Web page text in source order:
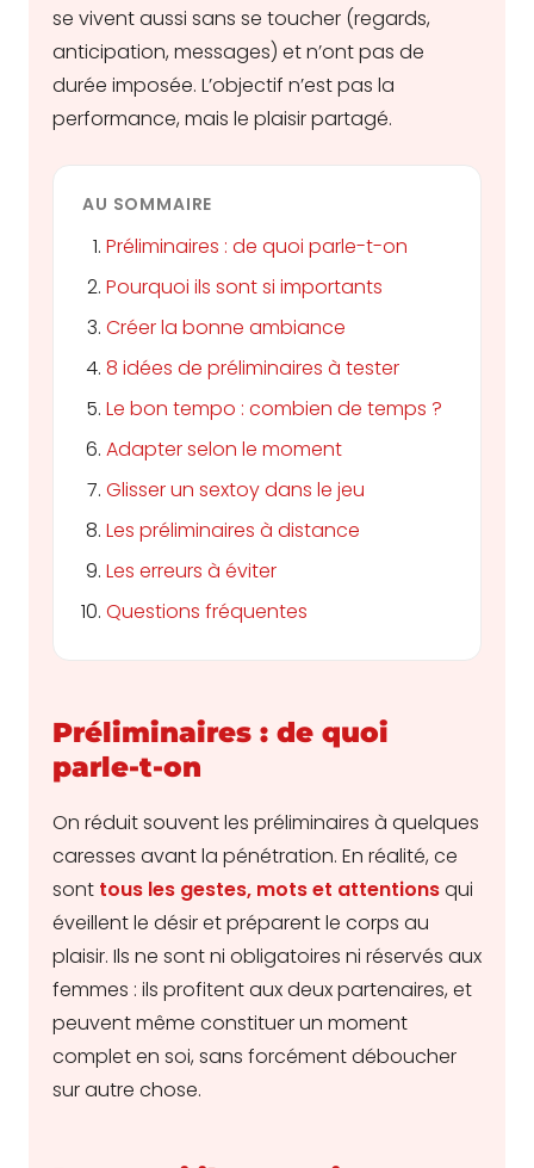
se vivent aussi sans se toucher (regards,
anticipation, messages) et n’ont pas de
durée imposée. L’objectif n’est pas la
performance, mais le plaisir partagé.
AU SOMMAIRE
Préliminaires : de quoi parle-t-on
Pourquoi ils sont si importants
Créer la bonne ambiance
8 idées de préliminaires à tester
Le bon tempo : combien de temps ?
Adapter selon le moment
Glisser un sextoy dans le jeu
Les préliminaires à distance
Les erreurs à éviter
Questions fréquentes
Préliminaires : de quoi
parle-t-on
On réduit souvent les préliminaires à quelques
caresses avant la pénétration. En réalité, ce
sont tous les gestes, mots et attentionsqui
éveillent le désir et préparent le corps au
plaisir. Ils ne sont ni obligatoires ni réservés aux
femmes : ils profitent aux deux partenaires, et
peuvent même constituer un moment
complet en soi, sans forcément déboucher
sur autre chose.